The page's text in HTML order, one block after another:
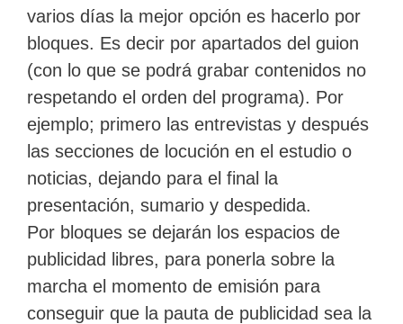
varios días la mejor opción es hacerlo por
bloques. Es decir por apartados del guion
(con lo que se podrá grabar contenidos no
respetando el orden del programa). Por
ejemplo; primero las entrevistas y después
las secciones de locución en el estudio o
noticias, dejando para el final la
presentación, sumario y despedida.
Por bloques se dejarán los espacios de
publicidad libres, para ponerla sobre la
marcha el momento de emisión para
conseguir que la pauta de publicidad sea la